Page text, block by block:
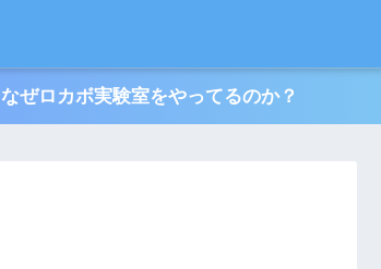
なぜロカボ実験室をやってるのか？